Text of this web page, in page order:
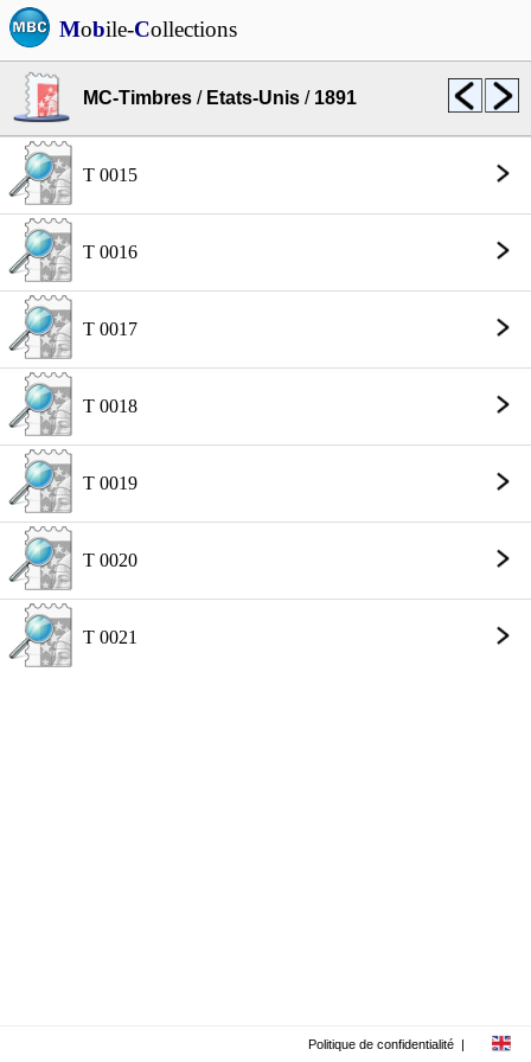
Mobile-Collections
MC-Timbres / Etats-Unis / 1891
T 0015
T 0016
T 0017
T 0018
T 0019
T 0020
T 0021
Politique de confidentialité |